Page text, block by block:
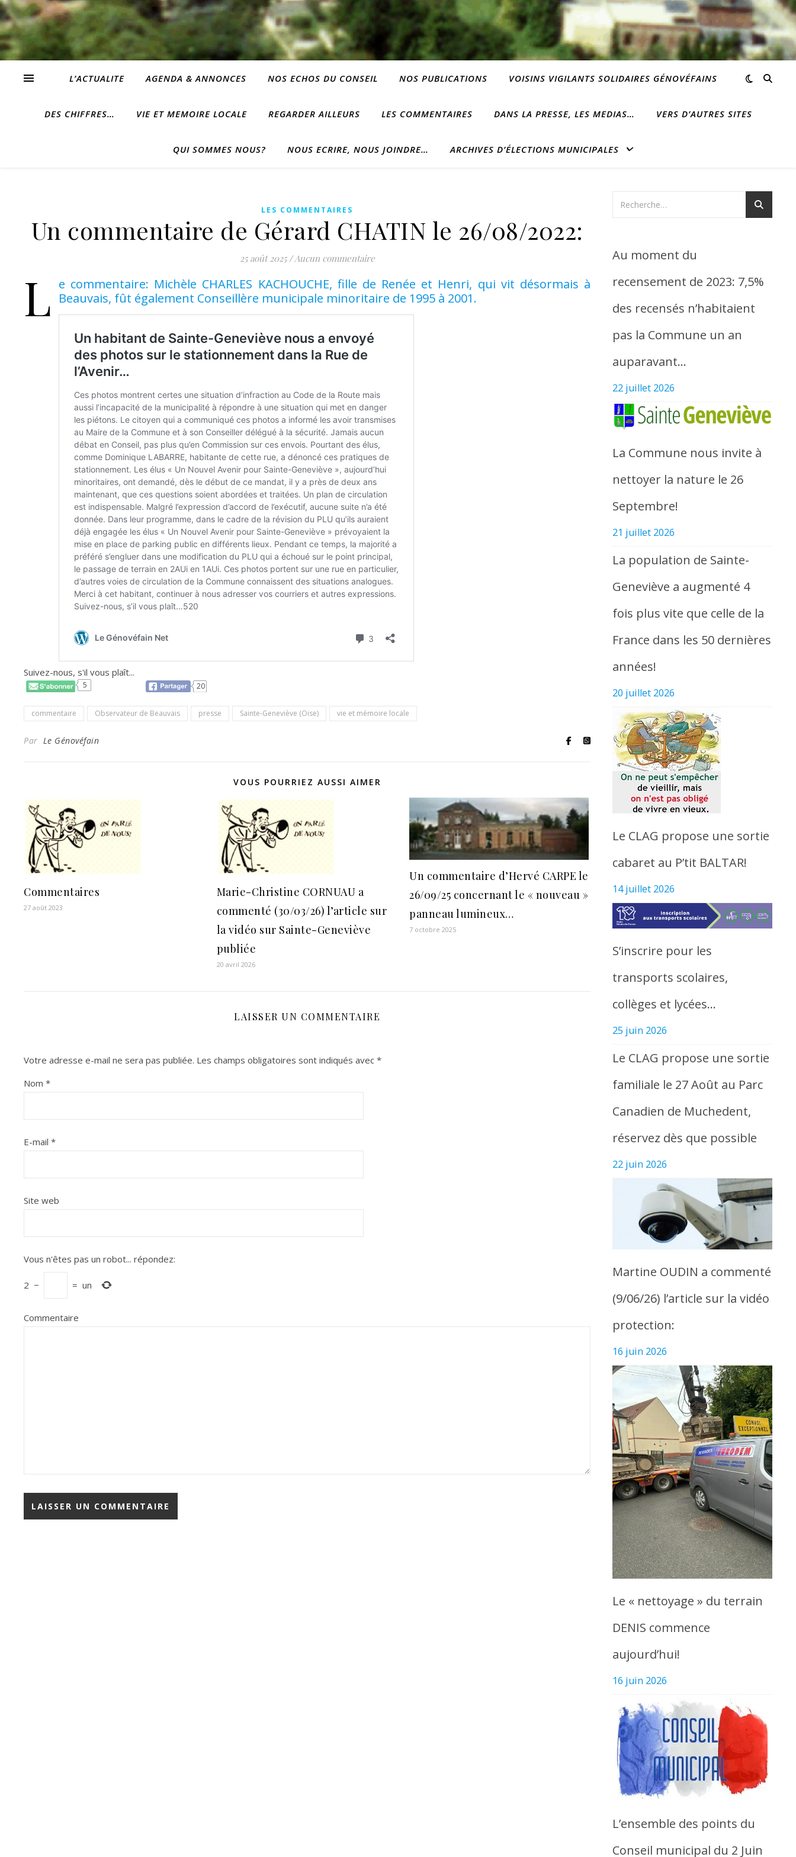
L’ACTUALITE AGENDA & ANNONCES NOS ECHOS DU CONSEIL NOS PUBLICATIONS VOISINS VIGILANTS SOLIDAIRES GÉNOVÉFAINS
DES CHIFFRES… VIE ET MEMOIRE LOCALE REGARDER AILLEURS LES COMMENTAIRES DANS LA PRESSE, LES MEDIAS… VERS D’AUTRES SITES
QUI SOMMES NOUS? NOUS ECRIRE, NOUS JOINDRE… ARCHIVES D’ÉLECTIONS MUNICIPALES
LES COMMENTAIRES
Un commentaire de Gérard CHATIN le 26/08/2022:
25 août 2025 /Aucun commentaire
L e commentaire: Michèle CHARLES KACHOUCHE, fille de Renée et Henri, qui vit désormais à
Beauvais, fût également Conseillère municipale minoritaire de 1995 à 2001.
Suivez-nous, s'il vous plaît...
5 20
commentaire Observateur de Beauvais presse Sainte-Geneviève (Oise) vie et mémoire locale
Par Le Génovéfain
VOUS POURRIEZ AUSSI AIMER
Commentaires
27 août 2023
Marie-Christine CORNUAU a
commenté (30/03/26) l’article sur
la vidéo sur Sainte-Geneviève
publiée
20 avril 2026
Un commentaire d’Hervé CARPE le
26/09/25 concernant le « nouveau »
panneau lumineux…
7 octobre 2025
LAISSER UN COMMENTAIRE
Votre adresse e-mail ne sera pas publiée. Les champs obligatoires sont indiqués avec *
Nom *
E-mail *
Site web
Vous n'êtes pas un robot... répondez:
2 − = un
Commentaire
Au moment du
recensement de 2023: 7,5%
des recensés n’habitaient
pas la Commune un an
auparavant…
22 juillet 2026
La Commune nous invite à
nettoyer la nature le 26
Septembre!
21 juillet 2026
La population de Sainte-
Geneviève a augmenté 4
fois plus vite que celle de la
France dans les 50 dernières
années!
20 juillet 2026
Le CLAG propose une sortie
cabaret au P’tit BALTAR!
14 juillet 2026
S’inscrire pour les
transports scolaires,
collèges et lycées…
25 juin 2026
Le CLAG propose une sortie
familiale le 27 Août au Parc
Canadien de Muchedent,
réservez dès que possible
22 juin 2026
Martine OUDIN a commenté
(9/06/26) l’article sur la vidéo
protection:
16 juin 2026
Le « nettoyage » du terrain
DENIS commence
aujourd’hui!
16 juin 2026
L’ensemble des points du
Conseil municipal du 2 Juin